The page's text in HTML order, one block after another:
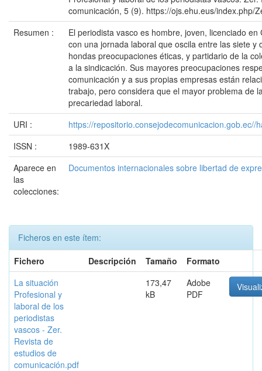
comunicación, 5 (9). https://ojs.ehu.eus/index.php/
Resumen :
El periodista vasco es hombre, joven, licenciado
con una jornada laboral que oscila entre las siete y
hondas preocupaciones éticas, y partidario de la
a la sindicación. Sus mayores preocupaciones
comunicación y a sus propias empresas están
trabajo, pero considera que el mayor problema de
precariedad laboral.
URI :
https://repositorio.consejodecomunicacion.gob.ec//
ISSN :
1989-631X
Aparece en
las
colecciones:
Documentos internacionales sobre libertad de
Ficheros en este ítem:
Fichero
Descripción Tamaño
Formato
La situación
Profesional y
laboral de los
periodistas
vascos - Zer.
Revista de
estudios de
comunicación.pdf
173,47
kB
Adobe
PDF